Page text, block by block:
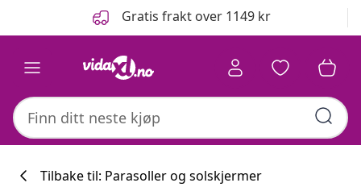
Gratis frakt over 1149 kr
Tilbake til: Parasoller og solskjermer